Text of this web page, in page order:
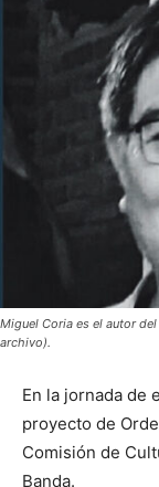
Miguel Coria es el autor
archivo).
En la jornada de
proyecto de
Comisión de
Banda.